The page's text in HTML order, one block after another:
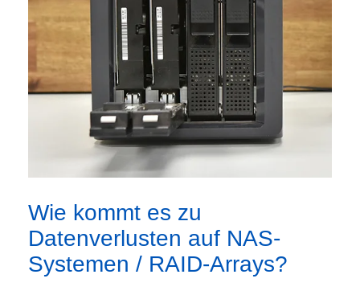
Wie kommt es zu
Datenverlusten auf NAS-
Systemen / RAID-Arrays?